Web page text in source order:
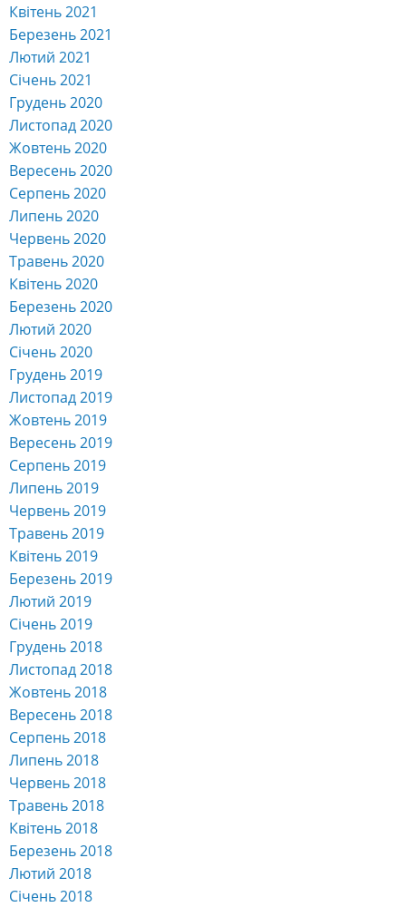
Квітень 2021
Березень 2021
Лютий 2021
Січень 2021
Грудень 2020
Листопад 2020
Жовтень 2020
Вересень 2020
Серпень 2020
Липень 2020
Червень 2020
Травень 2020
Квітень 2020
Березень 2020
Лютий 2020
Січень 2020
Грудень 2019
Листопад 2019
Жовтень 2019
Вересень 2019
Серпень 2019
Липень 2019
Червень 2019
Травень 2019
Квітень 2019
Березень 2019
Лютий 2019
Січень 2019
Грудень 2018
Листопад 2018
Жовтень 2018
Вересень 2018
Серпень 2018
Липень 2018
Червень 2018
Травень 2018
Квітень 2018
Березень 2018
Лютий 2018
Січень 2018